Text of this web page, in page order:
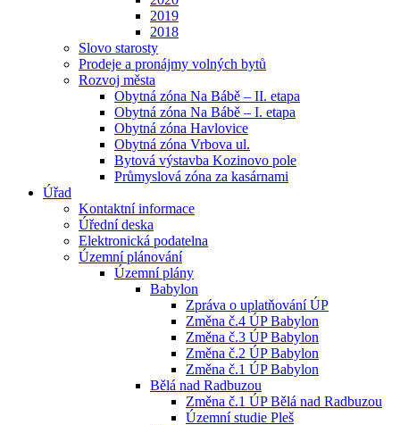
2019
2018
Slovo starosty
Prodeje a pronájmy volných bytů
Rozvoj města
Obytná zóna Na Bábě – II. etapa
Obytná zóna Na Bábě – I. etapa
Obytná zóna Havlovice
Obytná zóna Vrbova ul.
Bytová výstavba Kozinovo pole
Průmyslová zóna za kasárnami
Úřad
Kontaktní informace
Úřední deska
Elektronická podatelna
Územní plánování
Územní plány
Babylon
Zpráva o uplatňování ÚP
Změna č.4 ÚP Babylon
Změna č.3 ÚP Babylon
Změna č.2 ÚP Babylon
Změna č.1 ÚP Babylon
Bělá nad Radbuzou
Změna č.1 ÚP Bělá nad Radbuzou
Územní studie Pleš